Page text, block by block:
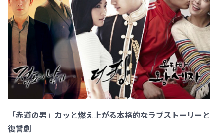
「赤道の男」カッと燃え上がる本格的なラブストーリーと
復讐劇